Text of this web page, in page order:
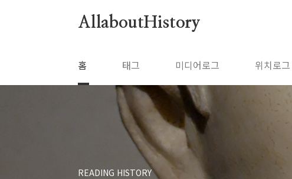
AllaboutHistory
홈 태그 미디어로그 위치로그
READING HISTORY